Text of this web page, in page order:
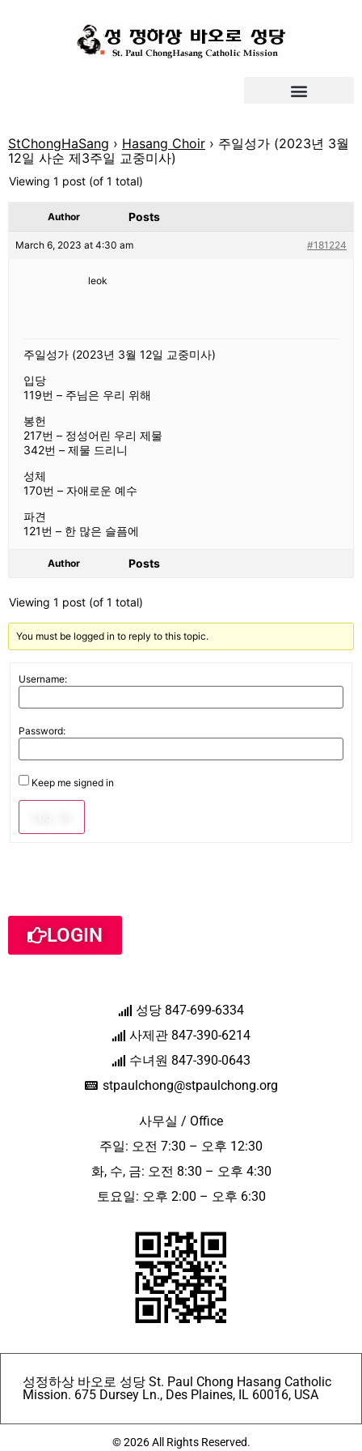
StChongHaSang › Hasang Choir › 주일성가 (2023년 3월
12일 사순 제3주일 교중미사)
Viewing 1 post (of 1 total)
Author Posts
March 6, 2023 at 4:30 am #181224
leok
주일성가 (2023년 3월 12일 교중미사)
입당
119번 – 주님은 우리 위해
봉헌
217번 – 정성어린 우리 제물
342번 – 제물 드리니
성체
170번 – 자애로운 예수
파견
121번 – 한 많은 슬픔에
Author Posts
Viewing 1 post (of 1 total)
You must be logged in to reply to this topic.
Username:
Password:
Keep me signed in
LOGIN
성당 847-699-6334
사제관 847-390-6214
수녀원 847-390-0643
stpaulchong@stpaulchong.org
사무실 / Office
주일: 오전 7:30 – 오후 12:30
화, 수, 금: 오전 8:30 – 오후 4:30
토요일: 오후 2:00 – 오후 6:30
성정하상 바오로 성당 St. Paul Chong Hasang Catholic
Mission. 675 Dursey Ln., Des Plaines, IL 60016, USA
© 2026 All Rights Reserved.